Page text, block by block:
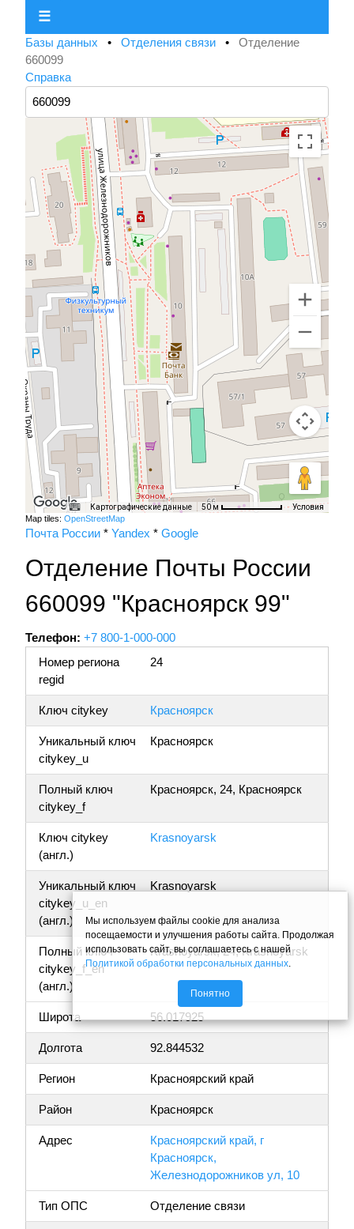
☰
Базы данных • Отделения связи • Отделение
660099
Справка
Картографические данные 50 м Условия
Map tiles: OpenStreetMap
Почта России * Yandex * Google
Отделение Почты России
660099 "Красноярск 99"
Телефон: +7 800-1-000-000
Номер региона
regid
24
Ключ citykey Красноярск
Уникальный ключ
citykey_u
Красноярск
Полный ключ
citykey_f
Красноярск, 24, Красноярск
Ключ citykey
(англ.)
Krasnoyarsk
Уникальный ключ
citykey_u_en
(англ.)
Krasnoyarsk
Полный ключ
citykey_f_en
(англ.)
Krasnoyarsk, 24, Krasnoyarsk
Широта 56.017925
Долгота 92.844532
Регион Красноярский край
Район Красноярск
Адрес
Красноярский край, г
Красноярск,
Железнодорожников ул, 10
Тип ОПС Отделение связи
Мы используем файлы cookie для анализа
посещаемости и улучшения работы сайта. Продолжая
использовать сайт, вы соглашаетесь с нашей
Политикой обработки персональных данных.
Понятно